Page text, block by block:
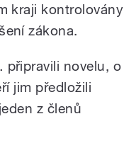
kraji kontrolovány
zákona.
připravili novelu, o
jim předložili
z členů